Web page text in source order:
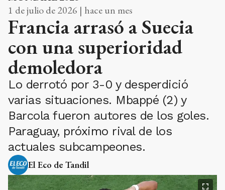
1 de julio de 2026 | hace un mes
Francia arrasó a Suecia
con una superioridad
demoledora
Lo derrotó por 3-0 y desperdició
varias situaciones. Mbappé (2) y
Barcola fueron autores de los goles.
Paraguay, próximo rival de los
actuales subcampeones.
El Eco de Tandil